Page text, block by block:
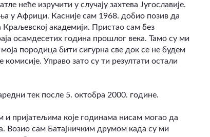
неће изручити у случају захтева Југославије.
у Африци. Касније сам 1968. добио позив да
академији. Пристао сам без
осамдесетих година прошлог века. Тамо су ми
породица бити сигурна све док се не будем
комисије. Управо зато су ти резултати остали
тек после 5. октобра 2000. године.
пријатељима које годинама нисам могао да
Возио сам Батајничким друмом када су ми